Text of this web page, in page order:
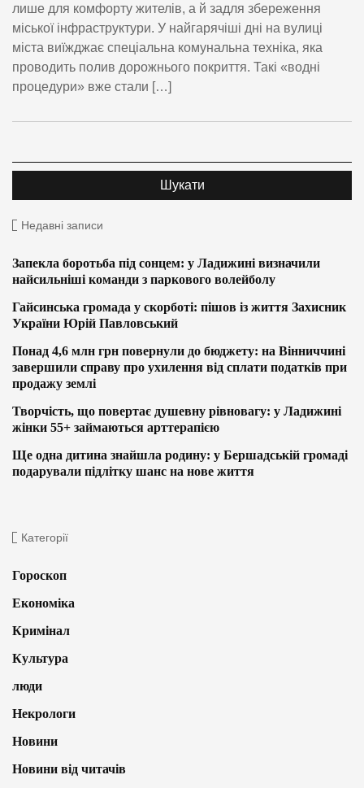
лише для комфорту жителів, а й задля збереження
міської інфраструктури. У найгарячіші дні на вулиці
міста виїжджає спеціальна комунальна техніка, яка
проводить полив дорожнього покриття. Такі «водні
процедури» вже стали […]
Недавні записи
Запекла боротьба під сонцем: у Ладижині визначили
найсильніші команди з паркового волейболу
Гайсинська громада у скорботі: пішов із життя Захисник
України Юрій Павловський
Понад 4,6 млн грн повернули до бюджету: на Вінниччині
завершили справу про ухилення від сплати податків при
продажу землі
Творчість, що повертає душевну рівновагу: у Ладижині
жінки 55+ займаються арттерапією
Ще одна дитина знайшла родину: у Бершадській громаді
подарували підлітку шанс на нове життя
Категорії
Гороскоп
Економіка
Кримінал
Культура
люди
Некрологи
Новини
Новини від читачів